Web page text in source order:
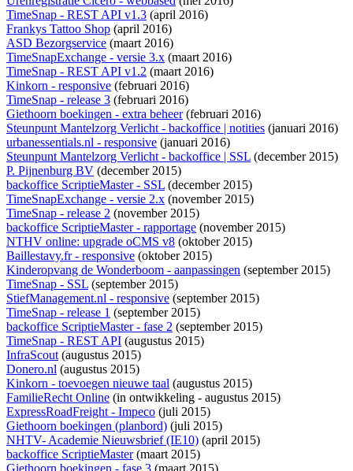
TimeSnap - REST API v1.3 (april 2016)
Frankys Tattoo Shop (april 2016)
ASD Bezorgservice (maart 2016)
TimeSnapExchange - versie 3.x (maart 2016)
TimeSnap - REST API v1.2 (maart 2016)
Kinkorn - responsive (februari 2016)
TimeSnap - release 3 (februari 2016)
Giethoorn boekingen - extra beheer(februari 2016)
Steunpunt Mantelzorg Verlicht - backoffice | notities (januari 2016)
urbanessentials.nl - responsive (januari 2016)
Steunpunt Mantelzorg Verlicht - backoffice | SSL (december 2015)
P. Pijnenburg BV (december 2015)
backoffice ScriptieMaster - SSL (december 2015)
TimeSnapExchange - versie 2.x (november 2015)
TimeSnap - release 2 (november 2015)
backoffice ScriptieMaster - rapportage (november 2015)
NTHV online: upgrade oCMS v8 (oktober 2015)
Baillestavy.fr - responsive (oktober 2015)
Kinderopvang de Wonderboom - aanpassingen (september 2015)
TimeSnap - SSL (september 2015)
StiefManagement.nl - responsive (september 2015)
TimeSnap - release 1 (september 2015)
backoffice ScriptieMaster - fase 2 (september 2015)
TimeSnap - REST API (augustus 2015)
InfraScout(augustus 2015)
Donero.nl (augustus 2015)
Kinkorn - toevoegen nieuwe taal (augustus 2015)
FamilieRecht Online (in ontwikkeling - augustus 2015)
ExpressRoadFreight - Impeco (juli 2015)
Giethoorn boekingen (planbord) (juli 2015)
NHTV- Academie Nieuwsbrief (IE10) (april 2015)
backoffice ScriptieMaster(maart 2015)